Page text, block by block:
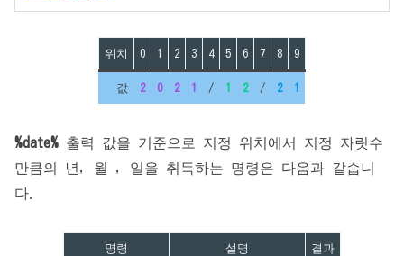
위치 0 1 2 3 4 5 6 7 8 9
값 2 0 2 1 / 1 2 / 2 1
%date% 출력 값을 기준으로 지정 위치에서 지정 자릿수
만큼의 년, 월 , 일을 취득하는 명령은 다음과 같습니
다.
명령 설명 결과